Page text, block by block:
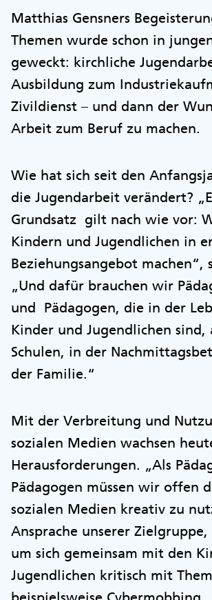
Matthias Gensners
Themen wurde schon in
geweckt: kirchliche
Ausbildung zum
Zivildienst – und dann der
Arbeit zum Beruf zu machen.
Wie hat sich seit den
die Jugendarbeit verändert?
Grundsatz gilt nach wie vor:
Kindern und Jugendlichen in
Beziehungsangebot machen“,
„Und dafür brauchen wir
und Pädagogen, die in der
Kinder und Jugendlichen sind,
Schulen, in der
der Familie.“
Mit der Verbreitung und
sozialen Medien wachsen
Herausforderungen. „Als
Pädagogen müssen wir offen
sozialen Medien kreativ zu
Ansprache unserer Zielgruppe,
um sich gemeinsam mit den
Jugendlichen kritisch mit